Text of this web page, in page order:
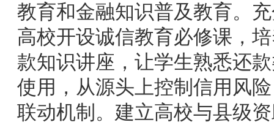
教育和金融知识普及教育。
高校开设诚信教育必修课，
款知识讲座，让学生熟悉还
使用，从源头上控制信用风
联动机制。建立高校与县级